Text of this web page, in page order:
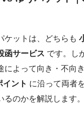
ケットは、どちらも
函サービス です。し
によって向き・不向
イント に沿って両者
るのかを解説します。